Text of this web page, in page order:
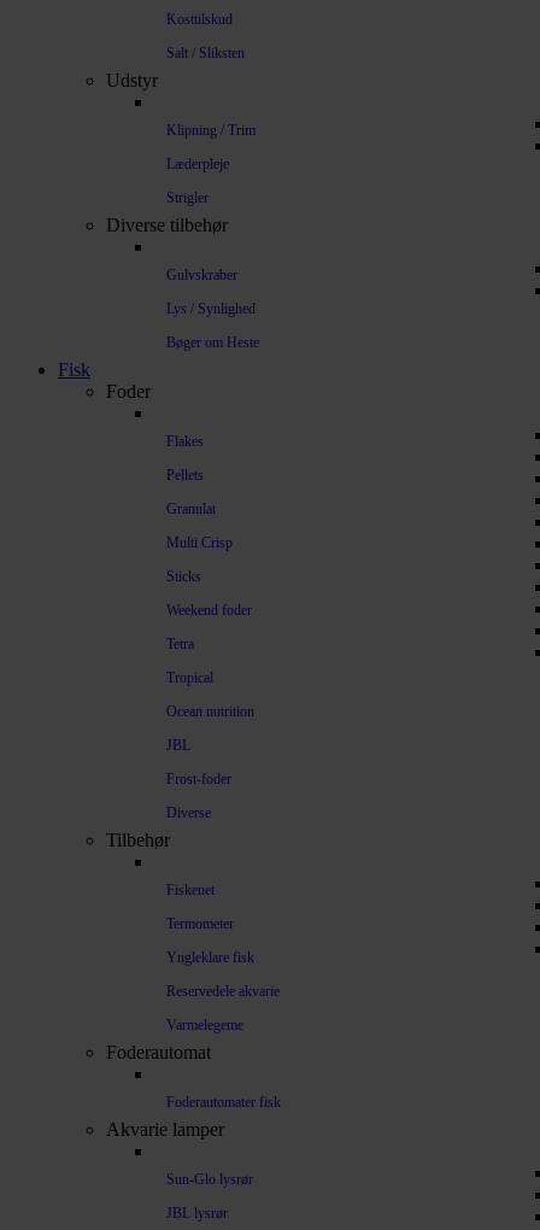
Kosttilskud
Salt / Sliksten
Udstyr
Klipning / Trim
Læderpleje
Strigler
Diverse tilbehør
Gulvskraber
Lys / Synlighed
Bøger om Heste
Fisk
Foder
Flakes
Pellets
Granulat
Multi Crisp
Sticks
Weekend foder
Tetra
Tropical
Ocean nutrition
JBL
Frost-foder
Diverse
Tilbehør
Fiskenet
Termometer
Yngleklare fisk
Reservedele akvarie
Varmelegeme
Foderautomat
Foderautomater fisk
Akvarie lamper
Sun-Glo lysrør
JBL lysrør